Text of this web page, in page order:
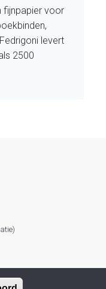
fijnpapier voor
levert
2500